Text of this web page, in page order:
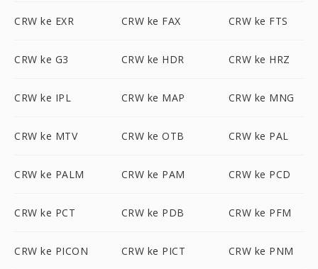
CRW ke EXR CRW ke FAX CRW ke FTS
CRW ke G3 CRW ke HDR CRW ke HRZ
CRW ke IPL CRW ke MAP CRW ke MNG
CRW ke MTV CRW ke OTB CRW ke PAL
CRW ke PALM CRW ke PAM CRW ke PCD
CRW ke PCT CRW ke PDB CRW ke PFM
CRW ke PICON CRW ke PICT CRW ke PNM